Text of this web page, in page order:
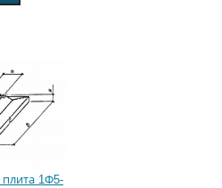
1Ф5-